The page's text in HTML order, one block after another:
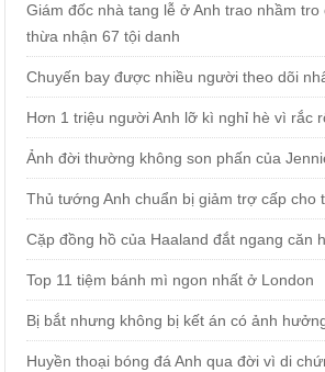
Giám đốc nhà tang lễ ở Anh trao nhầm tro
thừa nhận 67 tội danh
Chuyến bay được nhiều người theo dõi
Hơn 1 triệu người Anh lỡ kì nghỉ hè vì rắc
Ảnh đời thường không son phấn của
Thủ tướng Anh chuẩn bị giảm trợ cấp cho
Cặp đồng hồ của Haaland đắt ngang căn
Top 11 tiệm bánh mì ngon nhất ở London
Bị bắt nhưng không bị kết án có ảnh
Huyền thoại bóng đá Anh qua đời vì di